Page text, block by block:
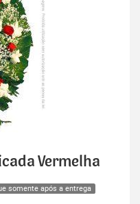
Vermelha
somente após a entrega